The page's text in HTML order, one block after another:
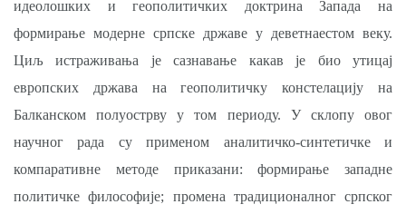
идеолошких и геополитичких доктрина Запада на
формирање модерне српске државе у деветнаестом веку.
Циљ истраживања је сазнавање какав је био утицај
европских држава на геополитичку констелацију на
Балканском полуострву у том периоду. У склопу овог
научног рада су применом аналитичко-синтетичке и
компаративне методе приказани: формирање западне
политичке философије; промена традиционалног српског